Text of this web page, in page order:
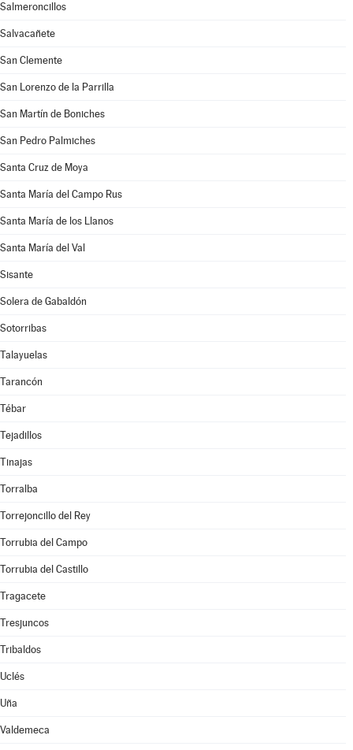
Salmeroncillos
Salvacañete
San Clemente
San Lorenzo de la Parrilla
San Martín de Boniches
San Pedro Palmiches
Santa Cruz de Moya
Santa María del Campo Rus
Santa María de los Llanos
Santa María del Val
Sisante
Solera de Gabaldón
Sotorribas
Talayuelas
Tarancón
Tébar
Tejadillos
Tinajas
Torralba
Torrejoncillo del Rey
Torrubia del Campo
Torrubia del Castillo
Tragacete
Tresjuncos
Tribaldos
Uclés
Uña
Valdemeca